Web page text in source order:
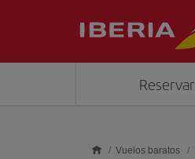
Reservar
Vuelos baratos